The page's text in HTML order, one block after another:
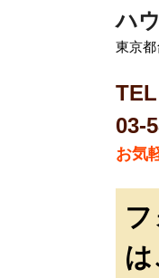
ハ
東京
03-
お気